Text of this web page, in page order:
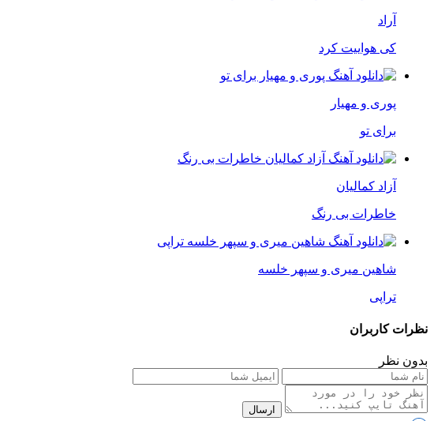
آراد
کی هواییت کرد
پوری و مهیار
برای تو
آزاد کمالیان
خاطرات بی رنگ
شاهین میری و سپهر خلسه
تراپی
نظرات کاربران
بدون نظر
ارسال